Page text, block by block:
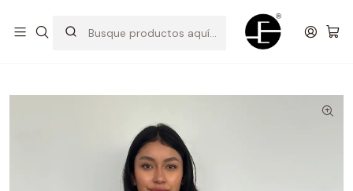
Prendas cómodas y exclusivas para renovar tu estilo
Falda Short Luz - Maíz Óxido